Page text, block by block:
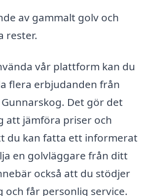
av gammalt golv och
rester.
vår plattform kan du
flera erbjudanden från
Det gör det
att jämföra priser och
du kan fatta ett informerat
en golvläggare från ditt
också att du stödjer
och får personlig service.